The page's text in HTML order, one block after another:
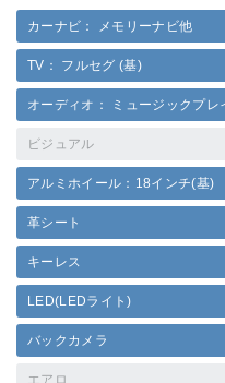
カーナビ： メモリーナビ他
TV： フルセグ (基)
オーディオ： ミュージックプレ
ビジュアル
アルミホイール：18インチ(基)
革シート
キーレス
LED(LEDライト)
バックカメラ
エアロ